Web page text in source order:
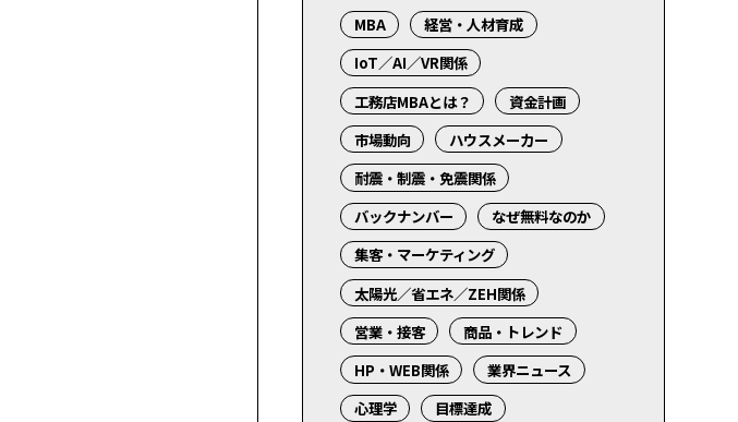
MBA
経営・人材育成
IoT／AI／VR関係
工務店MBAとは？
資金計画
市場動向
ハウスメーカー
耐震・制震・免震関係
バックナンバー
なぜ無料なのか
集客・マーケティング
太陽光／省エネ／ZEH関係
営業・接客
商品・トレンド
HP・WEB関係
業界ニュース
心理学
目標達成